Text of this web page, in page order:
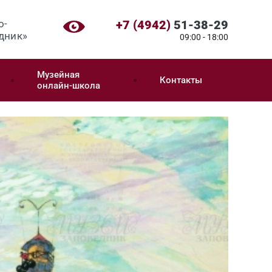
+7 (4942) 51-38-29
09:00 - 18:00
Музейная
онлайн-школа
Контакты